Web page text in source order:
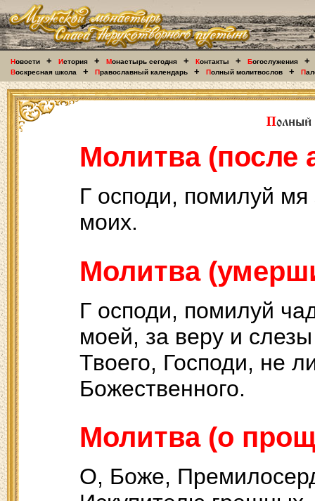
Новости + История + Монастырь сегодня + Контакты + Богослужения +
Воскресная школа + Православный календарь + Полный молитвослов + П
Молитва (после
Г осподи, помилуй мя
моих.
Молитва
Г осподи, помилуй
моей, за веру и
Твоего, Господи, не
Божественного.
Молитва (о
О, Боже,